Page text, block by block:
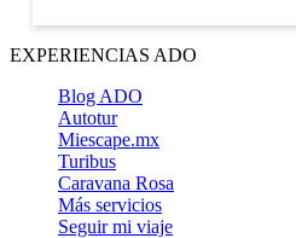
EXPERIENCIAS ADO
Blog ADO
Autotur
Miescape.mx
Turibus
Caravana Rosa
Más servicios
Seguir mi viaje